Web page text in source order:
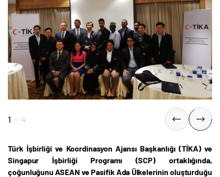
1 - 4
Türk İşbirliği ve Koordinasyon Ajansı Başkanlığı (TİKA) ve
Singapur İşbirliği Programı (SCP) ortaklığında,
çoğunluğunu ASEAN ve Pasifik Ada Ülkelerinin oluşturduğu